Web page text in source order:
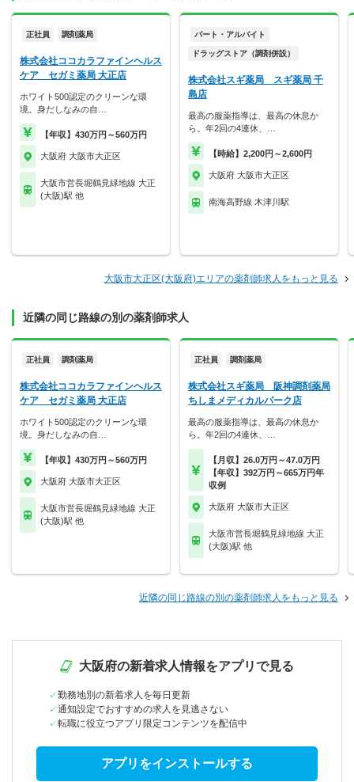
正社員 調剤薬局
株式会社ココカラファインヘルス
ケア セガミ薬局 大正店
ホワイト500認定のクリーンな環
境。身だしなみの自…
【年収】430万円～560万円
大阪府 大阪市大正区
大阪市営長堀鶴見緑地線 大正
(大阪)駅 他
パート・アルバイト
ドラッグストア（調剤併設）
株式会社スギ薬局 スギ薬局 千
島店
最高の服薬指導は、最高の休息か
ら。年2回の4連休、…
【時給】2,200円～2,600円
大阪府 大阪市大正区
南海高野線 木津川駅
大阪市大正区(大阪府)エリアの薬剤師求人をもっと見る
近隣の同じ路線の別の薬剤師求人
正社員 調剤薬局
株式会社ココカラファインヘルス
ケア セガミ薬局 大正店
ホワイト500認定のクリーンな環
境。身だしなみの自…
【年収】430万円～560万円
大阪府 大阪市大正区
大阪市営長堀鶴見緑地線 大正
(大阪)駅 他
正社員 調剤薬局
株式会社スギ薬局 阪神調剤薬局
ちしまメディカルパーク店
最高の服薬指導は、最高の休息か
ら。年2回の4連休、…
【月収】26.0万円～47.0万円
【年収】392万円～665万円年
収例
大阪府 大阪市大正区
大阪市営長堀鶴見緑地線 大正
(大阪)駅 他
近隣の同じ路線の別の薬剤師求人をもっと見る
大阪府の新着求人情報をアプリで見る
勤務地別の新着求人を毎日更新
通知設定でおすすめの求人を見逃さない
転職に役立つアプリ限定コンテンツを配信中
アプリをインストールする